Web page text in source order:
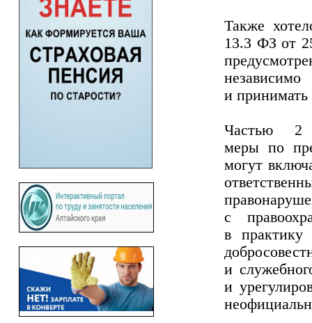
Также
13.3 ФЗ от
и
Частью 2
меры по
могут
с
в практику
и
и